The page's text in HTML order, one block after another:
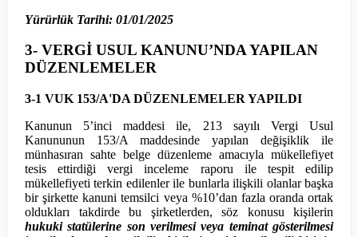
Yürürlük Tarihi: 01/01/2025
3- VERGİ USUL KANUNU’NDA YAPILAN
DÜZENLEMELER
3-1 VUK 153/A'DA DÜZENLEMELER YAPILDI
Kanunun 5’inci maddesi ile, 213 sayılı Vergi Usul
Kanununun 153/A maddesinde yapılan değişiklik ile
münhasıran sahte belge düzenleme amacıyla mükellefiyet
tesis ettirdiği vergi inceleme raporu ile tespit edilip
mükellefiyeti terkin edilenler ile bunlarla ilişkili olanlar başka
bir şirkette kanuni temsilci veya %10’dan fazla oranda ortak
oldukları takdirde bu şirketlerden, söz konusu kişilerin
hukuki statülerine son verilmesi veya teminat gösterilmesi